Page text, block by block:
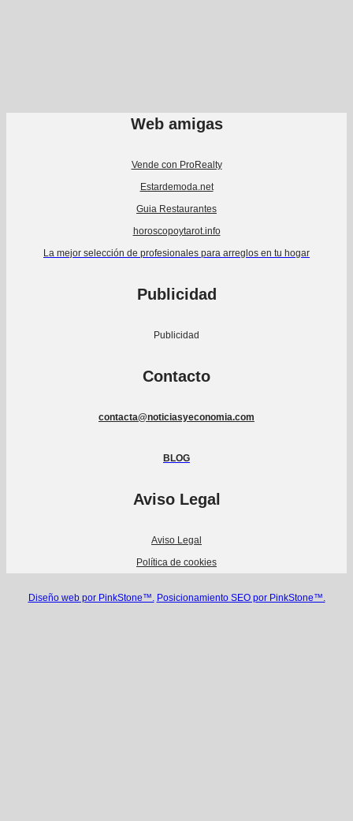
Web amigas
Vende con ProRealty
Estardemoda.net
Guia Restaurantes
horoscopoytarot.info
La mejor selección de profesionales para arreglos en tu hogar
Publicidad
Publicidad
Contacto
contacta@noticiasyeconomia.com
BLOG
Aviso Legal
Aviso Legal
Política de cookies
Diseño web por PinkStone™. Posicionamiento SEO por PinkStone™.